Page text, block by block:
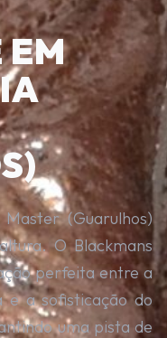
EM
(Guarulhos)
O Blackmans
perfeita entre a
e a sofisticação do
uma pista de